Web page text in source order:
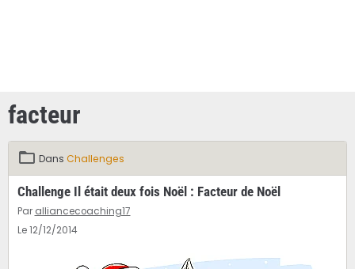
facteur
Dans Challenges
Challenge Il était deux fois Noël : Facteur de Noël
Par alliancecoaching17
Le 12/12/2014